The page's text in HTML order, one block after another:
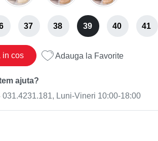
37 38 39 40 41
in cos Adauga la Favorite
ajuta?
031.4231.181, Luni-Vineri 10:00-18:00